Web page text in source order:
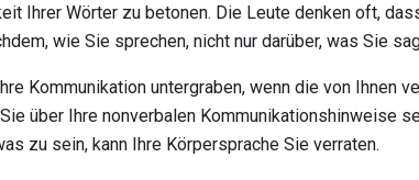
Ihrer Wörter zu betonen. Die Leute denken oft,
wie Sie sprechen, nicht nur darüber, was Sie
Kommunikation untergraben, wenn die von Ihnen
über Ihre nonverbalen Kommunikationshinweise
zu sein, kann Ihre Körpersprache Sie verraten.